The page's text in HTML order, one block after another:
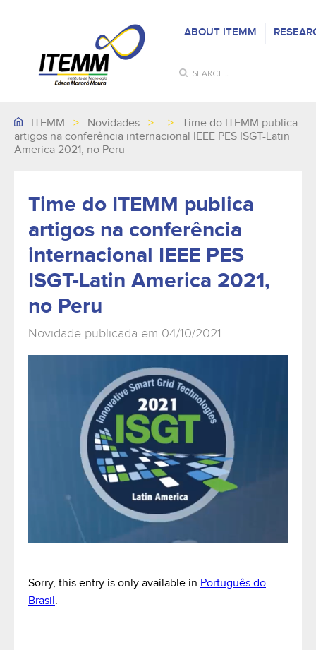
ABOUT ITEMM
ITEMM > Novidades > >
Time do ITEMM publica
artigos na conferência internacional IEEE PES ISGT-Latin
America 2021, no Peru
Time do ITEMM publica
artigos na conferência
internacional IEEE PES
ISGT-Latin America 2021,
no Peru
Novidade publicada em 04/10/2021
Sorry, this entry is only available in Português do
Brasil.